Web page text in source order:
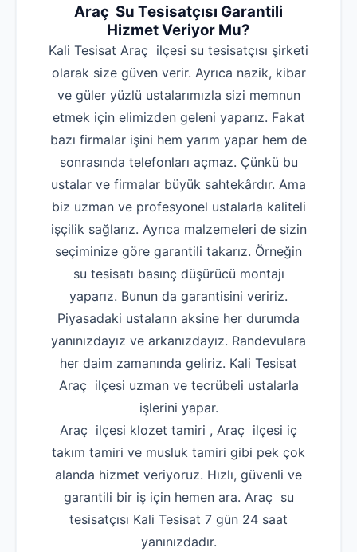
Araç Su Tesisatçısı Garantili
Hizmet Veriyor Mu?
Kali Tesisat Araç ilçesi su tesisatçısı şirketi
olarak size güven verir. Ayrıca nazik, kibar
ve güler yüzlü ustalarımızla sizi memnun
etmek için elimizden geleni yaparız. Fakat
bazı firmalar işini hem yarım yapar hem de
sonrasında telefonları açmaz. Çünkü bu
ustalar ve firmalar büyük sahtekârdır. Ama
biz uzman ve profesyonel ustalarla kaliteli
işçilik sağlarız. Ayrıca malzemeleri de sizin
seçiminize göre garantili takarız. Örneğin
su tesisatı basınç düşürücü montajı
yaparız. Bunun da garantisini veririz.
Piyasadaki ustaların aksine her durumda
yanınızdayız ve arkanızdayız. Randevulara
her daim zamanında geliriz. Kali Tesisat
Araç ilçesi uzman ve tecrübeli ustalarla
işlerini yapar.
Araç ilçesi klozet tamiri , Araç ilçesi iç
takım tamiri ve musluk tamiri gibi pek çok
alanda hizmet veriyoruz. Hızlı, güvenli ve
garantili bir iş için hemen ara. Araç su
tesisatçısı Kali Tesisat 7 gün 24 saat
yanınızdadır.